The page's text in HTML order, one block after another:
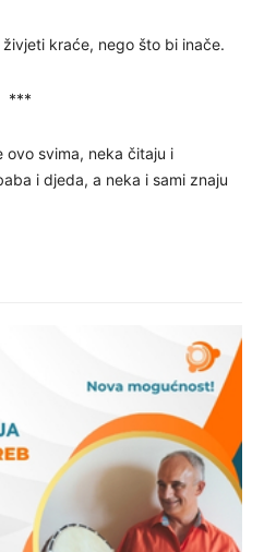
kraće, nego što bi inače.
***
ovo svima, neka čitaju i
i djeda, a neka i sami znaju